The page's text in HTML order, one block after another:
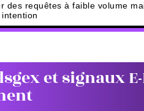
des requêtes à faible volume
et signaux